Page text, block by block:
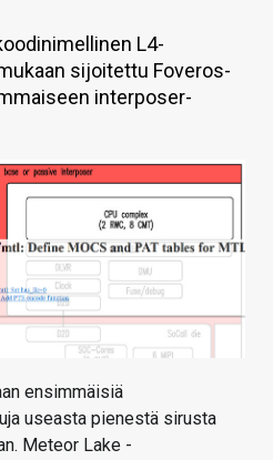
L4-
sijoitettu Foveros-
interposer-
ensimmäisiä
useasta pienestä sirusta
Meteor Lake -